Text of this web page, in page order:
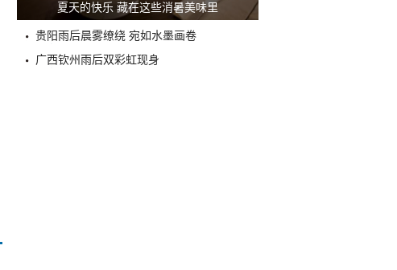
夏天的快乐 藏在这些消暑美味里
贵阳雨后晨雾缭绕 宛如水墨画卷
广西钦州雨后双彩虹现身